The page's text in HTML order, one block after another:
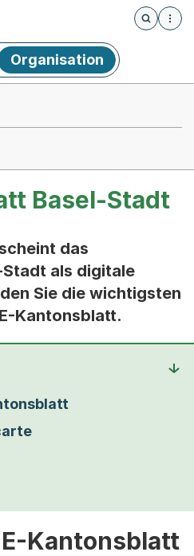
Öffnet
Organisation
Basel-Stadt
das
als digitale
Sie die wichtigsten
Kantonsblatt.
Kantonsblatt